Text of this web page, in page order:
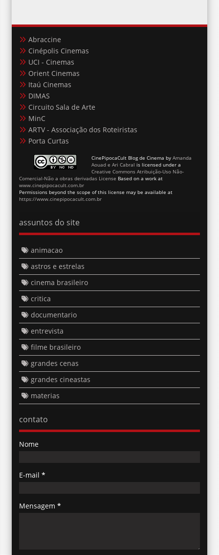
Abraccine
Cinépolis Cinemas
UCI - Cinemas
Orient Cinemas
Itaú Cinemas
DIMAS
Circuito Sala de Arte
MinC
ARTV - Associação dos Roteiristas
Porta Curtas
CinePipocaCult Blog de Cinema by Amanda
Aouad e Ari Cabral is licensed under a
Creative Commons Atribuição-Uso Não-
Comercial-Não a obras derivadas License Based on a work at
www.cinepipocacult.com.br
Permissions beyond the scope of this license may be available at
https://www.cinepipocacult.com.br
assuntos do site
animacao
astros e estrelas
cinema brasileiro
critica
documentario
entrevista
filme brasileiro
grandes cenas
grandes cineastas
materias
contato
Nome
E-mail *
Mensagem *